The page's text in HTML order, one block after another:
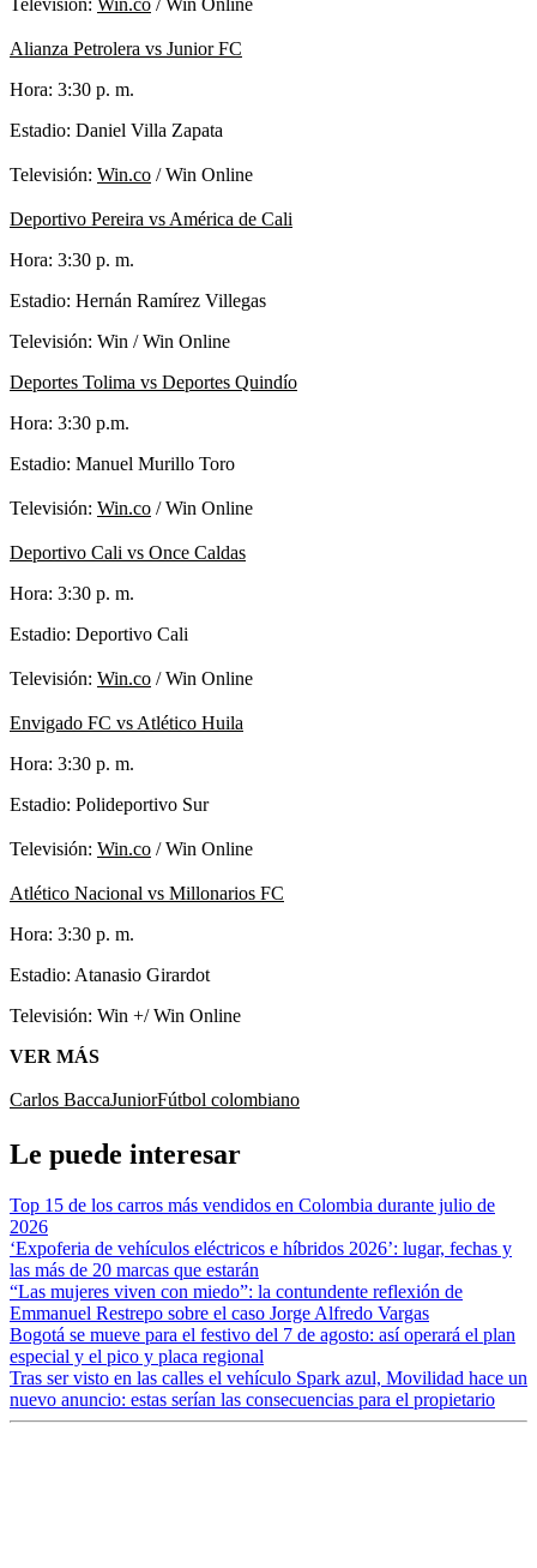
Televisión: Win.co / Win Online
Alianza Petrolera vs Junior FC
Hora: 3:30 p. m.
Estadio: Daniel Villa Zapata
Televisión: Win.co / Win Online
Deportivo Pereira vs América de Cali
Hora: 3:30 p. m.
Estadio: Hernán Ramírez Villegas
Televisión: Win / Win Online
Deportes Tolima vs Deportes Quindío
Hora: 3:30 p.m.
Estadio: Manuel Murillo Toro
Televisión: Win.co / Win Online
Deportivo Cali vs Once Caldas
Hora: 3:30 p. m.
Estadio: Deportivo Cali
Televisión: Win.co / Win Online
Envigado FC vs Atlético Huila
Hora: 3:30 p. m.
Estadio: Polideportivo Sur
Televisión: Win.co / Win Online
Atlético Nacional vs Millonarios FC
Hora: 3:30 p. m.
Estadio: Atanasio Girardot
Televisión: Win +/ Win Online
VER MÁS
Carlos BaccaJuniorFútbol colombiano
Le puede interesar
Top 15 de los carros más vendidos en Colombia durante julio de
2026
‘Expoferia de vehículos eléctricos e híbridos 2026’: lugar, fechas y
las más de 20 marcas que estarán
“Las mujeres viven con miedo”: la contundente reflexión de
Emmanuel Restrepo sobre el caso Jorge Alfredo Vargas
Bogotá se mueve para el festivo del 7 de agosto: así operará el plan
especial y el pico y placa regional
Tras ser visto en las calles el vehículo Spark azul, Movilidad hace un
nuevo anuncio: estas serían las consecuencias para el propietario